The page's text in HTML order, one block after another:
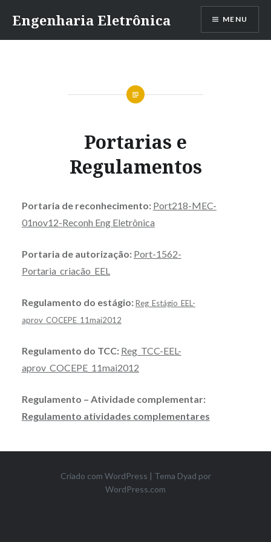
para
conteúdo
Engenharia Eletrônica MENU
Portarias e
Regulamentos
Portaria de reconhecimento: Port218-MEC-
01nov12-Reconh Eng Eletrônica
Portaria de autorização: Port-1562-
Portaria_criacão_EEL
Regulamento do estágio:Reg_Estágio_EEL-
aprov_COCEPE_11mai2012
Regulamento do TCC: Reg_TCC-EEL-
aprov_COCEPE_11mai2012
Regulamento – Atividade complementar:
Regulamento atividades complementares
Criado com WordPress | Tema Dyad por
WordPress.com